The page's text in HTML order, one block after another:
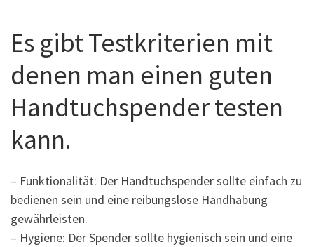
Es gibt Testkriterien mit
denen man einen guten
Handtuchspender testen
kann.
– Funktionalität: Der Handtuchspender sollte einfach zu
bedienen sein und eine reibungslose Handhabung
gewährleisten.
– Hygiene: Der Spender sollte hygienisch sein und eine